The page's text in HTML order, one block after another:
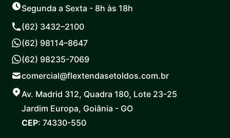
Segunda a Sexta - 8h às 18h
(62) 3432–2100
(62) 98114–8647
(62) 98235-7069
comercial@flextendasetoldos.com.br
Av. Madrid 312, Quadra 180, Lote 23-25
Jardim Europa, Goiânia - GO
CEP: 74330-550